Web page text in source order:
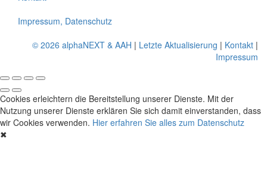
Impressum, Datenschutz
© 2026 alphaNEXT & AAH | Letzte Aktualisierung | Kontakt |
Impressum
Cookies erleichtern die Bereitstellung unserer Dienste. Mit der
Nutzung unserer Dienste erklären Sie sich damit einverstanden, dass
wir Cookies verwenden. Hier erfahren Sie alles zum Datenschutz
✖